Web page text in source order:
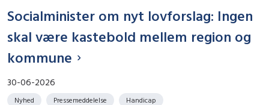
Socialminister om nyt lovforslag: Ingen
skal være kastebold mellem region og
kommune
30-06-2026
Nyhed Pressemeddelelse Handicap